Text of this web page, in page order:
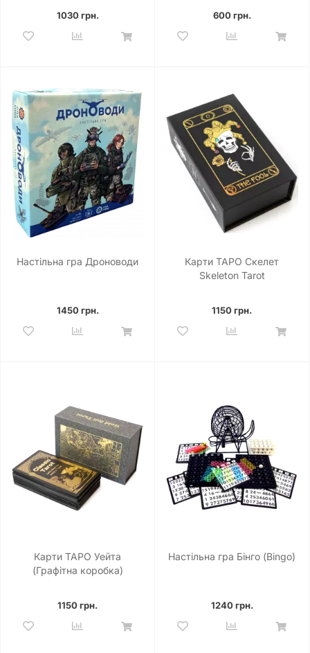
1030 грн. 600 грн.
Настільна гра Дроноводи
1450 грн.
Карти ТАРО Скелет
Skeleton Tarot
1150 грн.
Карти ТАРО Уейта
(Графітна коробка)
1150 грн.
Настільна гра Бінго (Bingo)
1240 грн.